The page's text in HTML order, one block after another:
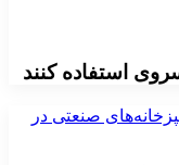
استفاده کنند
صنعتی در